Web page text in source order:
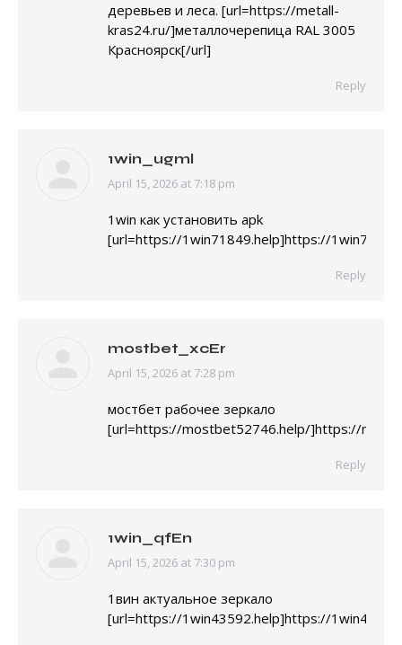
деревьев и леса. [url=https://metall-
kras24.ru/]металлочерепица RAL 3005
Красноярск[/url]
Reply
1win_ugml
says:
April 15, 2026 at 7:18 pm
1win как установить apk
[url=https://1win71849.help]https://
Reply
mostbet_xcEr
says:
April 15, 2026 at 7:28 pm
мостбет рабочее зеркало
[url=https://mostbet52746.help/]https://
Reply
1win_qfEn
says:
April 15, 2026 at 7:30 pm
1вин актуальное зеркало
[url=https://1win43592.help]https://